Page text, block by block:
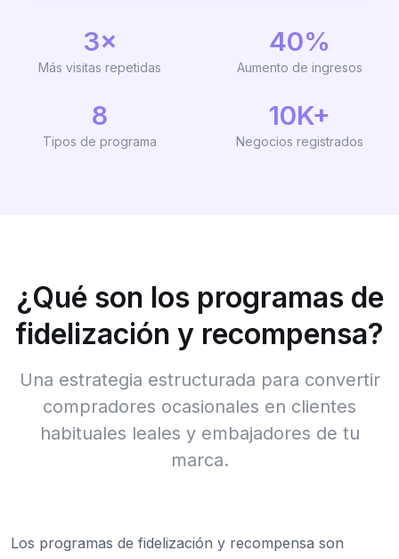
3×
Más visitas repetidas
40%
Aumento de ingresos
8
Tipos de programa
10K+
Negocios registrados
¿Qué son los programas de
fidelización y recompensa?
Una estrategia estructurada para convertir
compradores ocasionales en clientes
habituales leales y embajadores de tu
marca.
Los programas de fidelización y recompensa son